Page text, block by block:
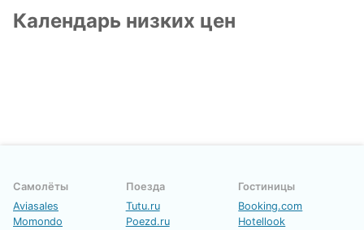
Календарь низких цен
Самолёты
Aviasales
Momondo
Поезда
Tutu.ru
Poezd.ru
Гостиницы
Booking.com
Hotellook